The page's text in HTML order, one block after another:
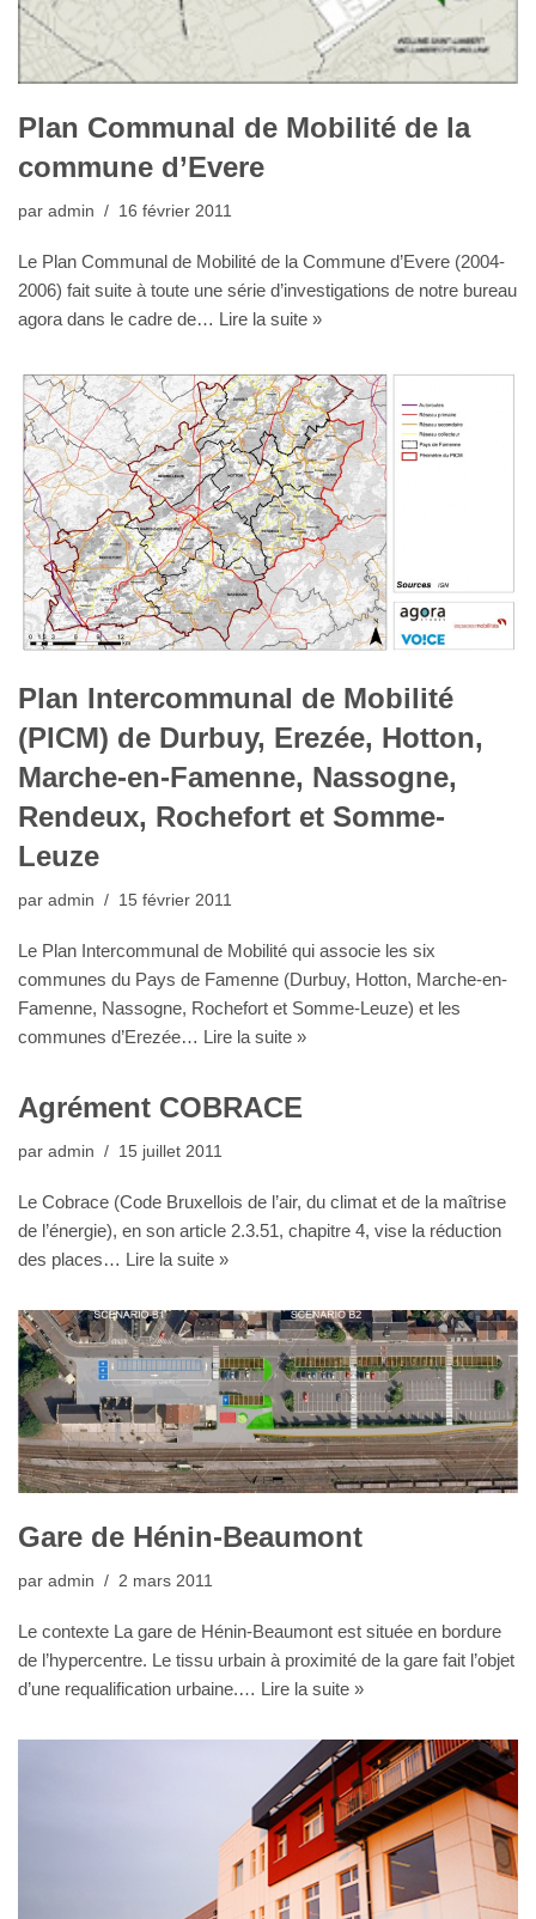
Plan Communal de Mobilité de la
commune d’Evere
par admin 16 février 2011
Le Plan Communal de Mobilité de la Commune d’Evere (2004-
2006) fait suite à toute une série d’investigations de notre bureau
agora dans le cadre de… Lire la suite »
Plan Intercommunal de Mobilité
(PICM) de Durbuy, Erezée, Hotton,
Marche-en-Famenne, Nassogne,
Rendeux, Rochefort et Somme-
Leuze
par admin 15 février 2011
Le Plan Intercommunal de Mobilité qui associe les six
communes du Pays de Famenne (Durbuy, Hotton, Marche-en-
Famenne, Nassogne, Rochefort et Somme-Leuze) et les
communes d’Erezée… Lire la suite »
Agrément COBRACE
par admin 15 juillet 2011
Le Cobrace (Code Bruxellois de l’air, du climat et de la maîtrise
de l’énergie), en son article 2.3.51, chapitre 4, vise la réduction
des places… Lire la suite »
Gare de Hénin-Beaumont
par admin 2 mars 2011
Le contexte La gare de Hénin-Beaumont est située en bordure
de l’hypercentre. Le tissu urbain à proximité de la gare fait l’objet
d’une requalification urbaine.… Lire la suite »